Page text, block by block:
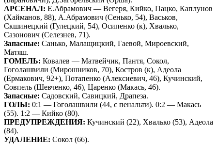
АРСЕНАЛ: Е.Абрамович — Вегеря, Кийко, Пацко, Каплунов
(Хайманов, 88), А.Абрамович (Сенько, 54), Васьков,
Скшинецкий (Гулецкий, 54), Осипенко (к), Хвалько,
Сазонович (Селезнев, 71).
Запасные: Санько, Малащицкий, Гаевой, Мироевский,
Матяш.
ГОМЕЛЬ: Ковалев — Матвейчик, Пантя, Сокол,
Гоголашвили (Мирошников, 70), Костров (к), Адеола
(Ермакович, 92+), Потапенко (Алексиевич, 46), Кучинский,
Совпель (Шевченко, 46), Царенко (Макась, 46).
Запасные: Садовский, Савицкий, Драпеза.
ГОЛЫ: 0:1 — Гоголашвили (44, с пенальти). 0:2 — Макась
(55). 1:2 — Кийко (80).
ПРЕДУПРЕЖДЕНИЯ: Кучинский (22), Хвалько (53), Адеола
(84).
УДАЛЕНИЕ: Сокол (66).